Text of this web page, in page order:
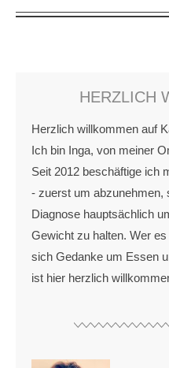
HERZLICH
Herzlich willkommen auf
Ich bin Inga, von meiner
Seit 2012 beschäftige ich
- zuerst um abzunehmen,
Diagnose hauptsächlich
Gewicht zu halten. Wer
sich Gedanke um Essen
ist hier herzlich